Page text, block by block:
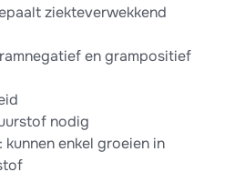
ziekteverwekkend
en grampositief
nodig
enkel groeien in